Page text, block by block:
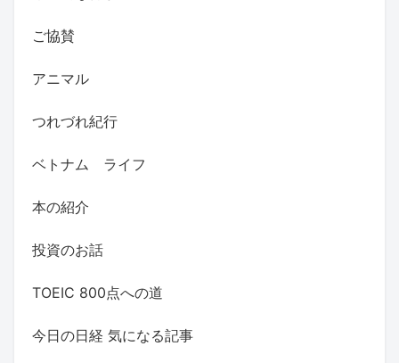
ご協賛
アニマル
つれづれ紀行
ベトナム ライフ
本の紹介
投資のお話
TOEIC 800点への道
今日の日経 気になる記事